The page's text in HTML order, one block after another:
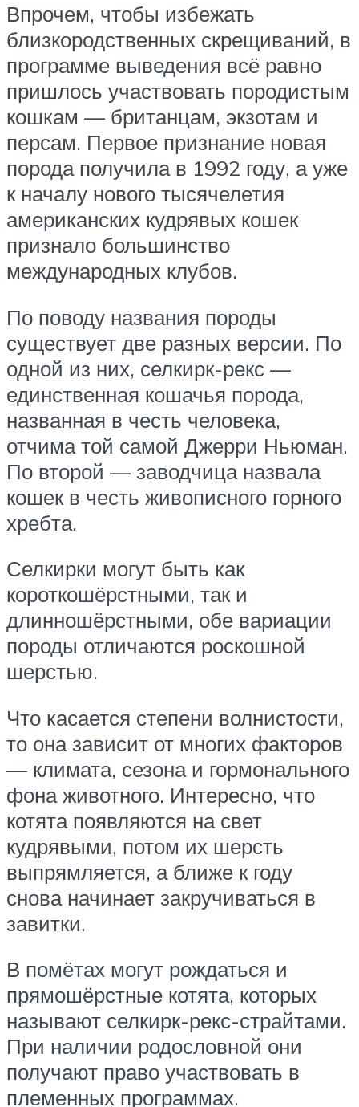
Впрочем, чтобы избежать
близкородственных скрещиваний, в
программе выведения всё равно
пришлось участвовать породистым
кошкам — британцам, экзотам и
персам. Первое признание новая
порода получила в 1992 году, а уже
к началу нового тысячелетия
американских кудрявых кошек
признало большинство
международных клубов.
По поводу названия породы
существует две разных версии. По
одной из них, селкирк-рекс —
единственная кошачья порода,
названная в честь человека,
отчима той самой Джерри Ньюман.
По второй — заводчица назвала
кошек в честь живописного горного
хребта.
Селкирки могут быть как
короткошёрстными, так и
длинношёрстными, обе вариации
породы отличаются роскошной
шерстью.
Что касается степени волнистости,
то она зависит от многих факторов
— климата, сезона и гормонального
фона животного. Интересно, что
котята появляются на свет
кудрявыми, потом их шерсть
выпрямляется, а ближе к году
снова начинает закручиваться в
завитки.
В помётах могут рождаться и
прямошёрстные котята, которых
называют селкирк-рекс-страйтами.
При наличии родословной они
получают право участвовать в
племенных программах.